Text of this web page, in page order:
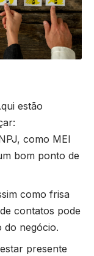
estão
como MEI
bom ponto de
como frisa
contatos pode
do negócio.
presente